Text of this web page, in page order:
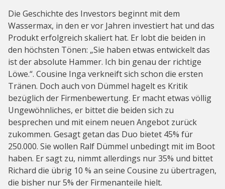
Die Geschichte des Investors beginnt mit dem
Wassermax, in den er vor Jahren investiert hat und das
Produkt erfolgreich skaliert hat. Er lobt die beiden in
den höchsten Tönen: „Sie haben etwas entwickelt das
ist der absolute Hammer. Ich bin genau der richtige
Löwe.“. Cousine Inga verkneift sich schon die ersten
Tränen. Doch auch von Dümmel hagelt es Kritik
bezüglich der Firmenbewertung. Er macht etwas völlig
Ungewöhnliches, er bittet die beiden sich zu
besprechen und mit einem neuen Angebot zurück
zukommen. Gesagt getan das Duo bietet 45% für
250.000. Sie wollen Ralf Dümmel unbedingt mit im Boot
haben. Er sagt zu, nimmt allerdings nur 35% und bittet
Richard die übrig 10 % an seine Cousine zu übertragen,
die bisher nur 5% der Firmenanteile hielt.